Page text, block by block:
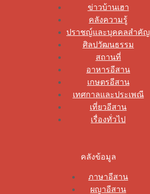
ข่าวบ้านเฮา
คลังความรู้
ปราชญ์และบุคคลสำคัญ
ศิลปวัฒนธรรม
สถานที่
อาหารอีสาน
เกษตรอีสาน
เทศกาลและประเพณี
เที่ยวอีสาน
เรื่องทั่วไป
คลังข้อมูล
ภาษาอีสาน
ผญาอีสาน